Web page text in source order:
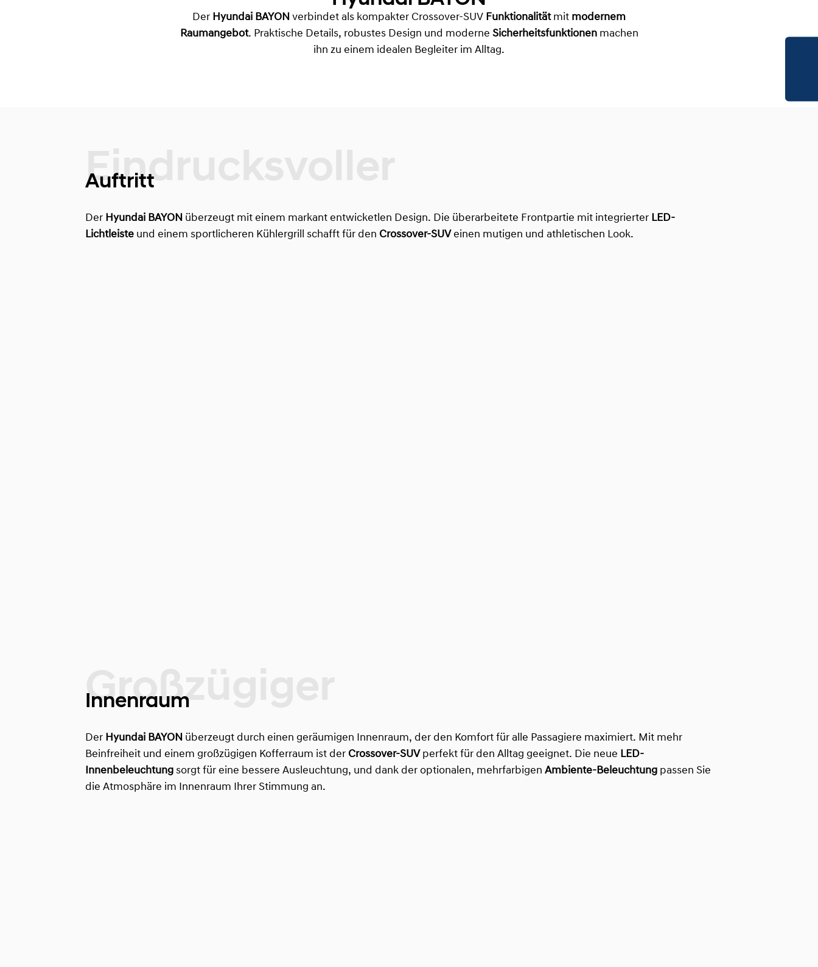
Der Hyundai BAYON verbindet als kompakter Crossover-SUV Funktionalitätmit modernem
Raumangebot. Praktische Details, robustes Design und moderne Sicherheitsfunktionenmachen
ihn zu einem idealen Begleiter im Alltag.
Auftritt
Der Hyundai BAYON überzeugt mit einem markant entwicketlen Design. Die überarbeitete Frontpartie mit integrierter LED-
Lichtleiste und einem sportlicheren Kühlergrill schafft für den Crossover-SUVeinen mutigen und athletischen Look.
Innenraum
Der Hyundai BAYON überzeugt durch einen geräumigen Innenraum, der den Komfort für alle Passagiere maximiert. Mit mehr
Beinfreiheit und einem großzügigen Kofferraum ist der Crossover-SUV perfekt für den Alltag geeignet. Die neue LED-
Innenbeleuchtung sorgt für eine bessere Ausleuchtung, und dank der optionalen, mehrfarbigen Ambiente-Beleuchtung passen Sie
die Atmosphäre im Innenraum Ihrer Stimmung an.